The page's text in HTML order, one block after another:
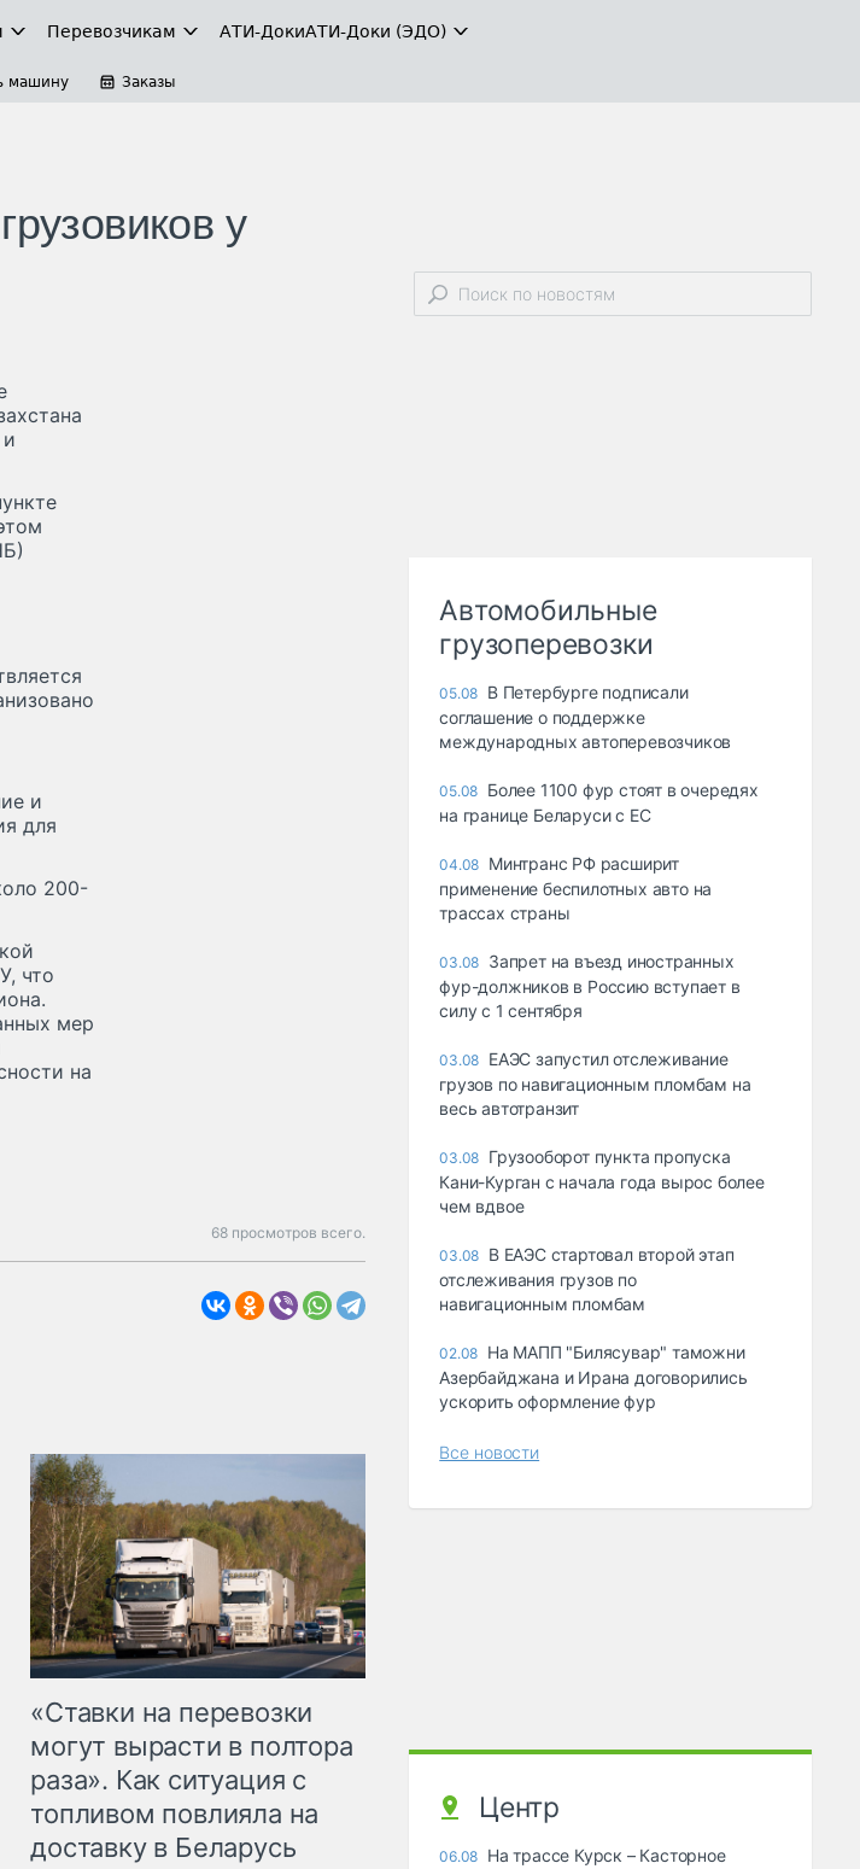
Перевозчикам АТИ-ДокиАТИ-Доки (ЭДО)
машину Заказы
у
и
для
200-
что
мер
на
68 просмотров всего.
«Ставки на перевозки
могут вырасти в полтора
раза». Как ситуация с
топливом повлияла на
доставку в Беларусь
Автомобильные
грузоперевозки
05.08 В Петербурге подписали
соглашение о поддержке
международных автоперевозчиков
05.08 Более 1100 фур стоят в очередях
на границе Беларуси с ЕС
04.08 Минтранс РФ расширит
применение беспилотных авто на
трассах страны
03.08 Запрет на въезд иностранных
фур-должников в Россию вступает в
силу с 1 сентября
03.08 ЕАЭС запустил отслеживание
грузов по навигационным пломбам на
весь автотранзит
03.08 Грузооборот пункта пропуска
Кани-Курган с начала года вырос более
чем вдвое
03.08 В ЕАЭС стартовал второй этап
отслеживания грузов по
навигационным пломбам
02.08 На МАПП "Билясувар" таможни
Азербайджана и Ирана договорились
ускорить оформление фур
Все новости
Центр
06.08 На трассе Курск – Касторное